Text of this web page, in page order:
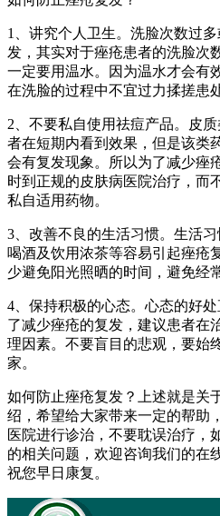
1、讲究个人卫生。洗脸次数过
发，其实对于痤疮患者的洗脸次
一定要用温水。因为温水才会有
在洗脸的过程中不宜过力揉搓患处
2、不要私自使用祛痘产品。皮
者在短期内看到效果，但是该类
会有复发现象。所以为了减少痤
时到正规的皮肤病医院治疗，而
私自适用药物。
3、改善不良的生活习惯。生活
喝酒及饮用浓茶等容易引起痤疮
少避免阳光照晒的时间，避免经
4、保持积极的心态。心态的好
了减少痤疮的复发，建议患者在
理因素。不要盲目的悲观，要始
家。
如何防止痤疮复发？上述就是关
绍，希望给大家带来一定的帮助
医院进行诊治，不要耽误治疗，
的相关问题，欢迎咨询我们的在
祝您早日康复。